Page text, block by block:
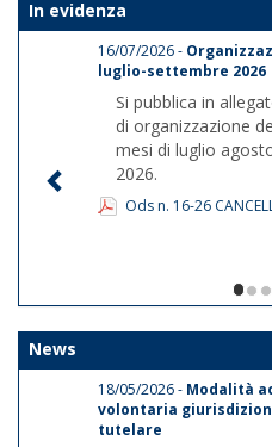
In evidenza
16/07/2026 -
luglio-settembre 2026
Si pubblica in
di organizzazione
mesi di luglio
2026.
Ods n. 16-26
1/5
News
18/05/2026 - Modalità
volontaria
tutelare